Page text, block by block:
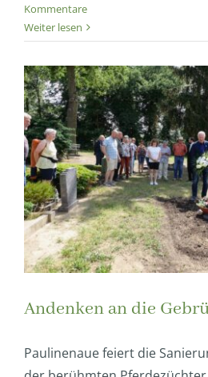
Kommentare
Weiter lesen
Andenken an die
Paulinenaue feiert die